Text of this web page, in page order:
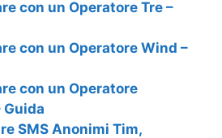
con un Operatore Tre –
con un Operatore Wind –
con un Operatore
Guida
SMS Anonimi Tim,